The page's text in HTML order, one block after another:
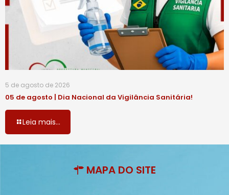
5 de agosto de 2026
05 de agosto | Dia Nacional da Vigilância Sanitária!
Leia mais...
MAPA DO SITE